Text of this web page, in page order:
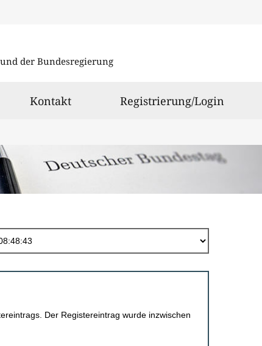
der Bundesregierung
Kontakt Registrierung/Login
Der Registereintrag wurde inzwischen